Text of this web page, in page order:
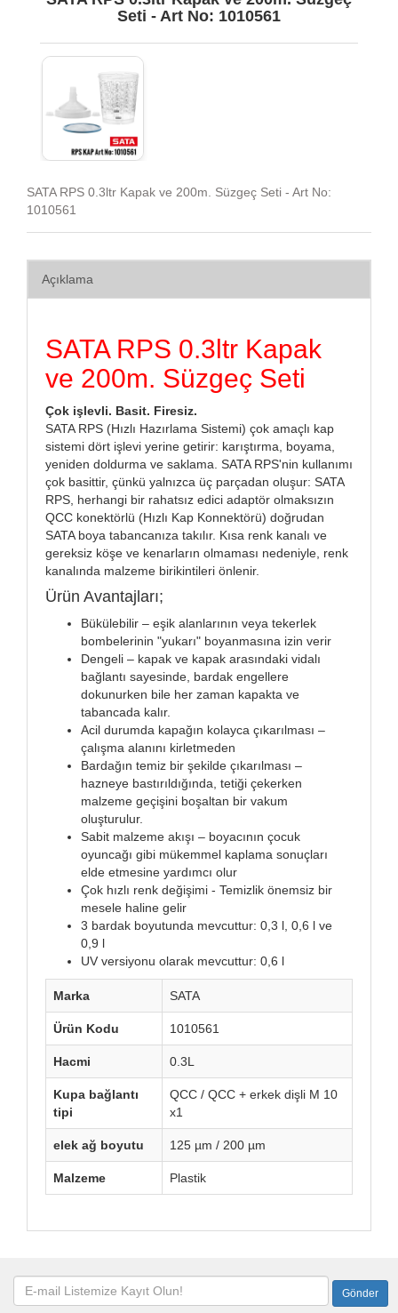
Seti - Art No: 1010561
SATA RPS 0.3ltr Kapak ve 200m. Süzgeç Seti - Art No:
1010561
Açıklama
SATA RPS 0.3ltr Kapak
ve 200m. Süzgeç Seti
Çok işlevli. Basit. Firesiz.
SATA RPS (Hızlı Hazırlama Sistemi) çok amaçlı kap
sistemi dört işlevi yerine getirir: karıştırma, boyama,
yeniden doldurma ve saklama. SATA RPS'nin kullanımı
çok basittir, çünkü yalnızca üç parçadan oluşur: SATA
RPS, herhangi bir rahatsız edici adaptör olmaksızın
QCC konektörlü (Hızlı Kap Konnektörü) doğrudan
SATA boya tabancanıza takılır. Kısa renk kanalı ve
gereksiz köşe ve kenarların olmaması nedeniyle, renk
kanalında malzeme birikintileri önlenir.
Ürün Avantajları;
Bükülebilir – eşik alanlarının veya tekerlek
bombelerinin "yukarı" boyanmasına izin verir
Dengeli – kapak ve kapak arasındaki vidalı
bağlantı sayesinde, bardak engellere
dokunurken bile her zaman kapakta ve
tabancada kalır.
Acil durumda kapağın kolayca çıkarılması –
çalışma alanını kirletmeden
Bardağın temiz bir şekilde çıkarılması –
hazneye bastırıldığında, tetiği çekerken
malzeme geçişini boşaltan bir vakum
oluşturulur.
Sabit malzeme akışı – boyacının çocuk
oyuncağı gibi mükemmel kaplama sonuçları
elde etmesine yardımcı olur
Çok hızlı renk değişimi - Temizlik önemsiz bir
mesele haline gelir
3 bardak boyutunda mevcuttur: 0,3 l, 0,6 l ve
0,9 l
UV versiyonu olarak mevcuttur: 0,6 l
Marka SATA
Ürün Kodu 1010561
Hacmi 0.3L
Kupa bağlantı
tipi
QCC / QCC + erkek dişli M 10
x1
elek ağ boyutu 125 µm / 200 µm
Malzeme Plastik